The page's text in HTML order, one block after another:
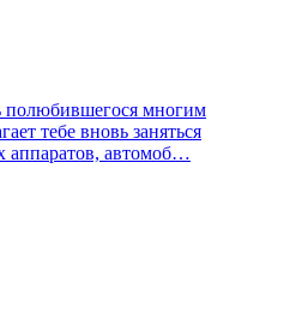
полюбившегося многим
тебе вновь заняться
аппаратов, автомоб…